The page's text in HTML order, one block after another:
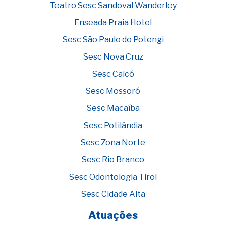
Teatro Sesc Sandoval Wanderley
Enseada Praia Hotel
Sesc São Paulo do Potengi
Sesc Nova Cruz
Sesc Caicó
Sesc Mossoró
Sesc Macaíba
Sesc Potilândia
Sesc Zona Norte
Sesc Rio Branco
Sesc Odontologia Tirol
Sesc Cidade Alta
Atuações